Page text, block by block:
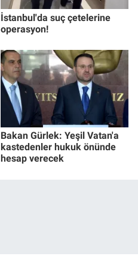
İstanbul'da suç çetelerine
operasyon!
Bakan Gürlek: Yeşil Vatan'a
kastedenler hukuk önünde
hesap verecek